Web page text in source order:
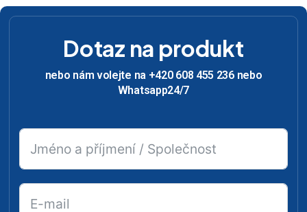
Dotaz na produkt
nebo nám volejte na +420 608 455 236 nebo
Whatsapp24/7